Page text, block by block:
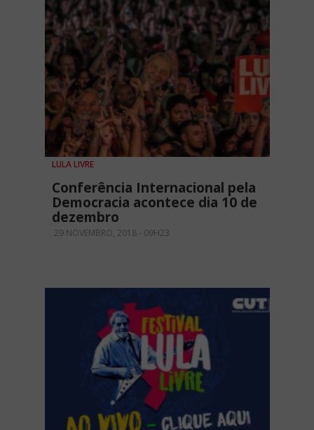
LULA LIVRE
Conferência Internacional pela
Democracia acontece dia 10 de
dezembro
29 NOVEMBRO, 2018 - 09H23